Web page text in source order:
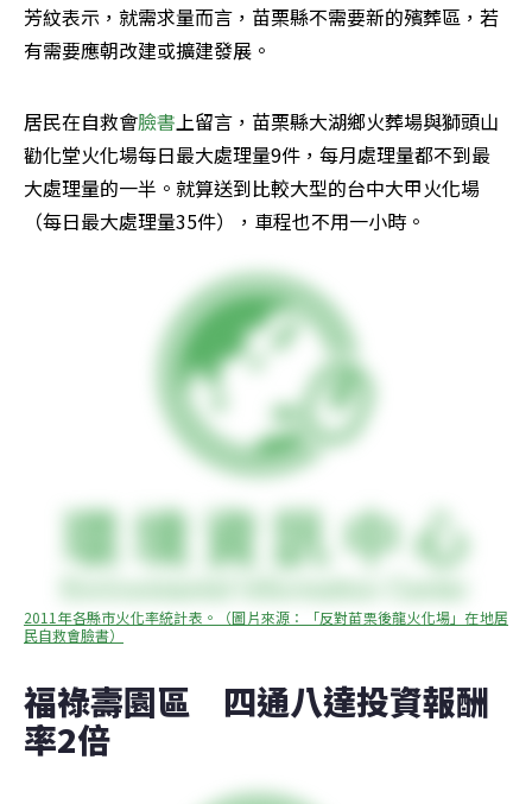
芳紋表示，就需求量而言，苗栗縣不需要新的殯葬區，若
有需要應朝改建或擴建發展。
居民在自救會臉書上留言，苗栗縣大湖鄉火葬場與獅頭山
勸化堂火化場每日最大處理量9件，每月處理量都不到最
大處理量的一半。就算送到比較大型的台中大甲火化場
（每日最大處理量35件），車程也不用一小時。
2011年各縣市火化率統計表。（圖片來源：「反對苗栗後龍火化場」在地居
民自救會臉書）
福祿壽園區　四通八達投資報酬
率2倍